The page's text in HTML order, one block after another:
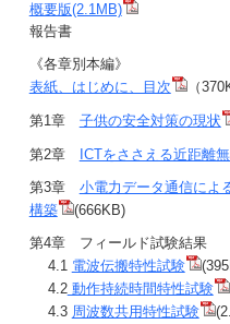
概要版(2.1MB)
報告書
《各章別本編》
表紙、はじめに、目次
（
第1章 子供の安全対策の現状
第2章 ICTをささえる近距離
第3章 小電力データ通信によ
構築
(666KB)
第4章 フィールド試験結果
4.1 電波伝搬特性試験
4.2動作持続時間特性試験
4.3 周波数共用特性試験